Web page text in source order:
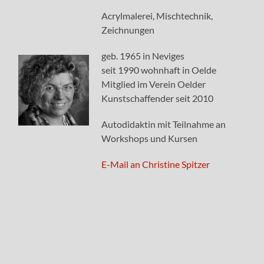
Acrylmalerei, Mischtechnik,
Zeichnungen
geb. 1965 in Neviges
seit 1990 wohnhaft in Oelde
Mitglied im Verein Oelder
Kunstschaffender seit 2010
Autodidaktin mit Teilnahme an
Workshops und Kursen
E-Mail an Christine Spitzer